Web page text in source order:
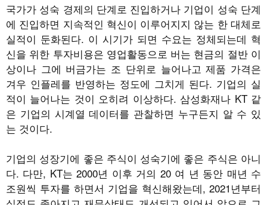
국가가 성숙 경제의 단계로 진입하거나 기업이 성숙 단계
에 진입하면 지속적인 혁신이 이루어지지 않는 한 대체로
실적이 둔화된다. 이 시기가 되면 수요는 정체되는데 혁
신을 위한 투자비용은 영업활동으로 버는 현금의 절반 이
상이나 그에 버금가는 조 단위로 늘어나고 제품 가격은
겨우 인플레를 반영하는 정도에 그치게 된다. 기업의 실
적이 늘어나는 것이 오히려 이상하다. 삼성화재나 KT 같
은 기업의 시계열 데이터를 관찰하면 누구든지 알 수 있
는 것이다.
기업의 성장기에 좋은 주식이 성숙기에 좋은 주식은 아니
다. 다만, KT는 2000년 이후 거의 20 여 년 동안 매년 수
조원씩 투자를 하면서 기업을 혁신해왔는데, 2021년부터